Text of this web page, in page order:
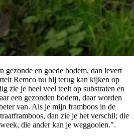
gezonde en goede bodem, dan levert
Remco nu hij terug kan kijken op
zie je heel veel teelt op substraten en
een gezonden bodem, daar worden
van. Als je mijn framboos in de
dan zie je het verschil; die
die ander kan je weggooien.".